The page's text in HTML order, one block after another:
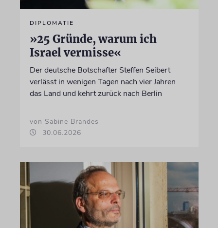
DIPLOMATIE
»25 Gründe, warum ich
Israel vermisse«
Der deutsche Botschafter Steffen Seibert
verlässt in wenigen Tagen nach vier Jahren
das Land und kehrt zurück nach Berlin
von Sabine Brandes
30.06.2026